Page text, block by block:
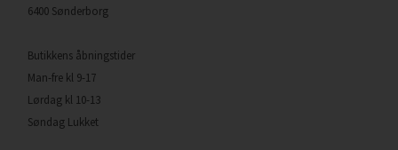
6400 Sønderborg
Butikkens åbningstider
Man-fre kl 9-17
Lørdag kl 10-13
Søndag Lukket